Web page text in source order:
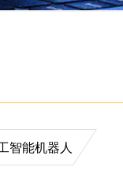
智能机器人